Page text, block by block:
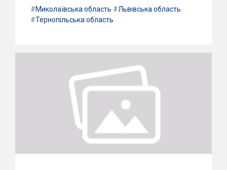
#Миколаївська область #Львівська область
#Тернопільська область